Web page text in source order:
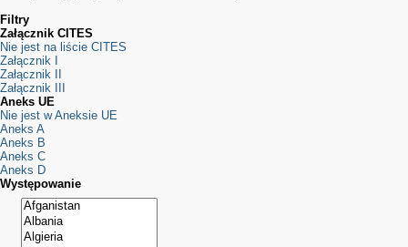
Filtry
Załącznik CITES
Nie jest na liście CITES
Załącznik I
Załącznik II
Załącznik III
Aneks UE
Nie jest w Aneksie UE
Aneks A
Aneks B
Aneks C
Aneks D
Występowanie